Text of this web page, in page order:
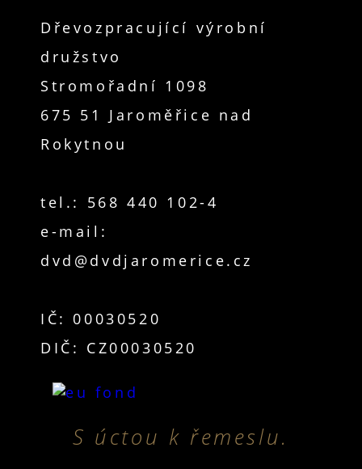
Dřevozpracující výrobní
družstvo
Stromořadní 1098
675 51 Jaroměřice nad
Rokytnou
tel.: 568 440 102-4
e-mail:
dvd@dvdjaromerice.cz
IČ: 00030520
DIČ: CZ00030520
S úctou k řemeslu.